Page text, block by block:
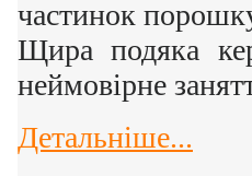
частинок
Щира подяка
неймовірне
Детальніше...